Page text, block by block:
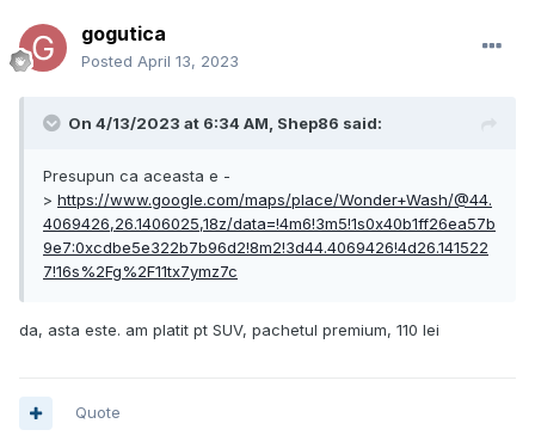
gogutica
Posted April 13, 2023
On 4/13/2023 at 6:34 AM, Shep86 said:
Presupun ca aceasta e -
> https://www.google.com/maps/place/Wonder+Wash/@44.
4069426,26.1406025,18z/data=!4m6!3m5!1s0x40b1ff26ea57b
9e7:0xcdbe5e322b7b96d2!8m2!3d44.4069426!4d26.141522
7!16s%2Fg%2F11tx7ymz7c
da, asta este. am platit pt SUV, pachetul premium, 110 lei
Quote